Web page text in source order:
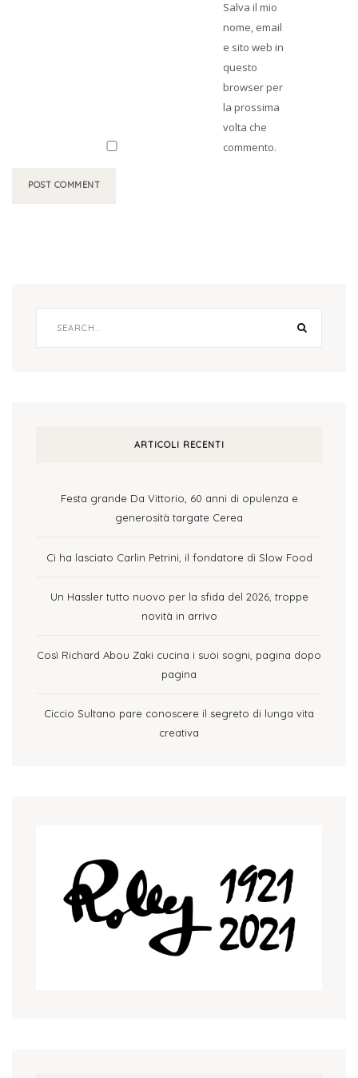
Salva il mio
nome, email
e sito web in
questo
browser per
la prossima
volta che
commento.
ARTICOLI RECENTI
Festa grande Da Vittorio, 60 anni di opulenza e
generosità targate Cerea
Ci ha lasciato Carlin Petrini, il fondatore di Slow Food
Un Hassler tutto nuovo per la sfida del 2026, troppe
novità in arrivo
Così Richard Abou Zaki cucina i suoi sogni, pagina dopo
pagina
Ciccio Sultano pare conoscere il segreto di lunga vita
creativa